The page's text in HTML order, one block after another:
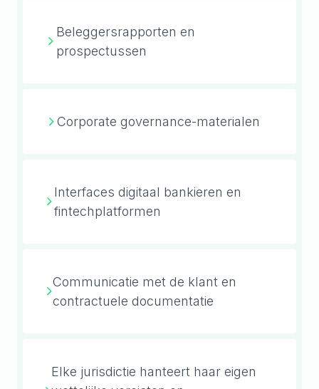
Beleggersrapporten en
prospectussen
Corporate governance-materialen
Interfaces digitaal bankieren en
fintechplatformen
Communicatie met de klant en
contractuele documentatie
Elke jurisdictie hanteert haar eigen